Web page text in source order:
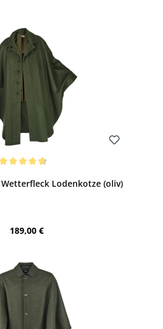
Lodenkotze (oliv)
Regulärer Preis:
189,00 €